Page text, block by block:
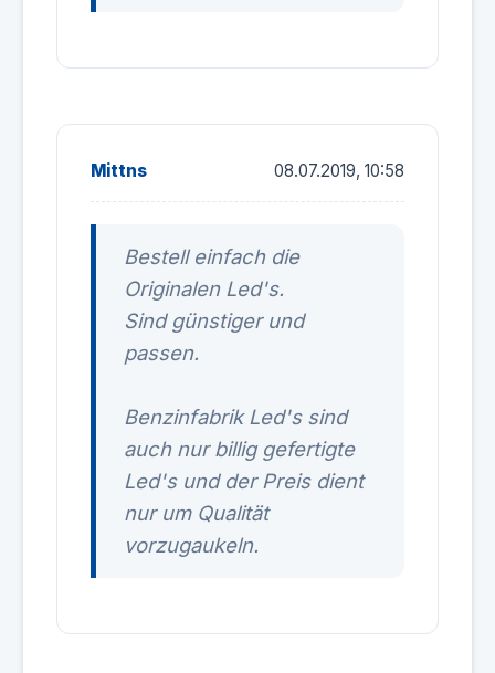
Mittns 08.07.2019, 10:58
Bestell einfach die
Originalen Led's.
Sind günstiger und
passen.
Benzinfabrik Led's sind
auch nur billig gefertigte
Led's und der Preis dient
nur um Qualität
vorzugaukeln.